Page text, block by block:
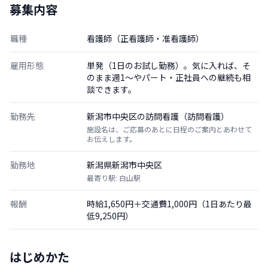
募集内容
職種 看護師（正看護師・准看護師）
雇用形態
単発（1日のお試し勤務）。気に入れば、そ
のまま週1〜やパート・正社員への継続も相
談できます。
勤務先 新潟市中央区の訪問看護（訪問看護）
施設名は、ご応募のあとに日程のご案内とあわせて
お伝えします。
勤務地 新潟県新潟市中央区
最寄り駅: 白山駅
報酬
時給1,650円＋交通費1,000円（1日あたり最
低9,250円）
はじめかた